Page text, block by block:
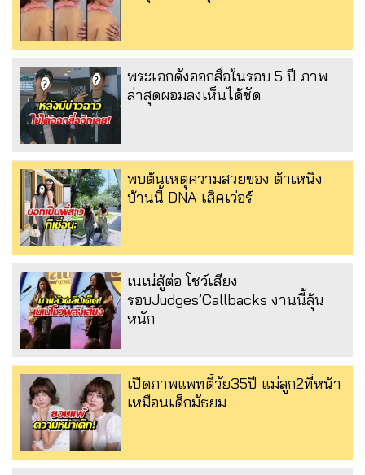
พระเอกดังออกสื่อในรอบ 5 ปี ภาพ
ล่าสุดผอมลงเห็นได้ชัด
พบต้นเหตุความสวยของ ต้าเหนิง
บ้านนี้ DNA เลิศเว่อร์
เนเน่สู้ต่อ โชว์เสียง
รอบJudges’Callbacks งานนี้ลุ้น
หนัก
เปิดภาพแพทตี้วัย35ปี แม่ลูก2ที่หน้า
เหมือนเด็กมัธยม